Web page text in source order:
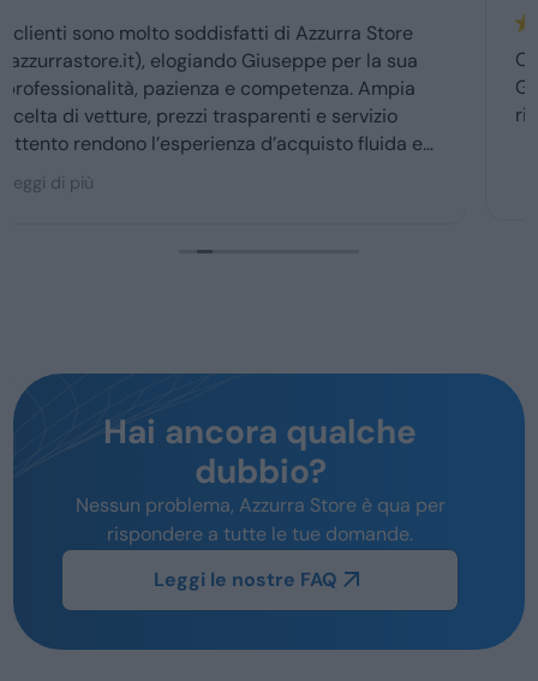
Ottima esperienza con la vs concessionaria.
Giuseppe mi ha coccolato dal momenyo del
ritiro a quello della consegna . Grazie davvero
Hai ancora qualche
dubbio?
Nessun problema, Azzurra Store è qua per
rispondere a tutte le tue domande.
Leggi le nostre FAQ